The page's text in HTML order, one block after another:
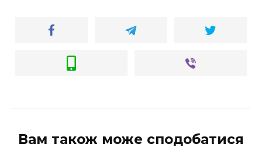
Вам також може сподобатися